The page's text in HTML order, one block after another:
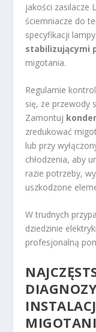
jakości zasilacze
ściemniacze do
specyfikacji
stabilizującymi
migotania.
Regularnie
się, że przewody
Zamontuj
zredukować
lub przy
chłodzenia, aby
razie potrzeby,
uszkodzone
W trudnych
dziedzinie
profesjonalną